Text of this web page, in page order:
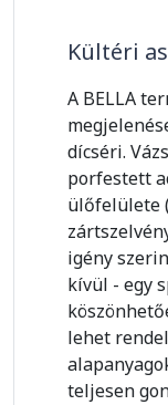
Kültéri
A BELLA
dícséri.
porfestett
ülőfelülete
igény
kívül - egy
lehet
teljesen